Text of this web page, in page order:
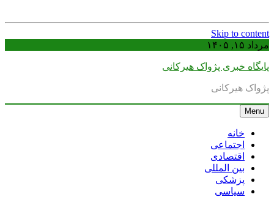
Skip to content
مرداد ۱۵, ۱۴۰۵
پایگاه خبری پژواک هیرکانی
پژواک هیرکانی
Menu
خانه
اجتماعی
اقتصادی
بین المللی
پزشکی
سیاسی